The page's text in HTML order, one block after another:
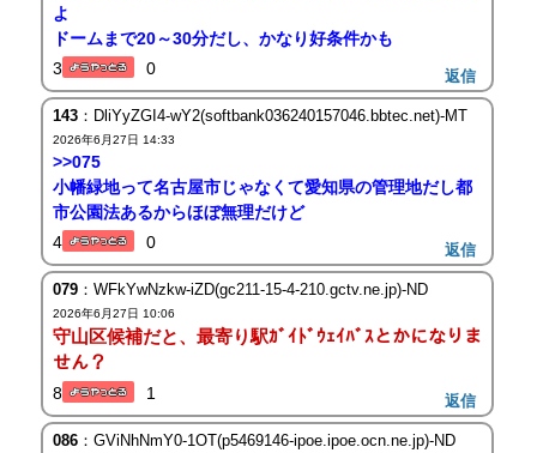
よ
ドームまで20～30分だし、かなり好条件かも
3
0 返信
143：DliYyZGI4-wY2(softbank036240157046.bbtec.net)-MT
2026年6月27日 14:33
>>075
小幡緑地って名古屋市じゃなくて愛知県の管理地だし都
市公園法あるからほぼ無理だけど
4
0 返信
079：WFkYwNzkw-iZD(gc211-15-4-210.gctv.ne.jp)-ND
2026年6月27日 10:06
守山区候補だと、最寄り駅ｶﾞｲﾄﾞｳｪｲﾊﾞｽとかになりま
せん？
8 1 返信
086：GViNhNmY0-1OT(p5469146-ipoe.ipoe.ocn.ne.jp)-ND